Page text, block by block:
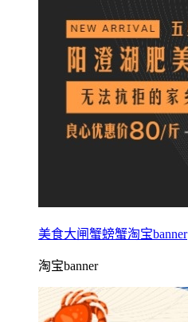
美食大闸蟹螃蟹淘宝banner
淘宝banner